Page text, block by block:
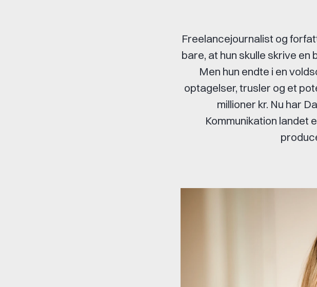
Freelancejournalist og
bare, at hun skulle skrive
Men hun endte i en
optagelser, trusler og et
millioner kr. Nu har
Kommunikation landet